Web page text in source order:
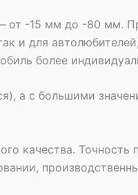
от -15 мм до -80 мм.
и для
более
а с большими
качества. Точность